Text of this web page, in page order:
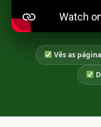
Vês as